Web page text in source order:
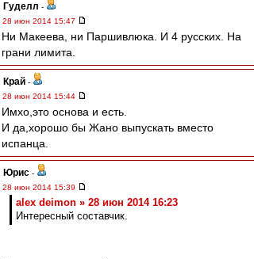
Гуделл -
28 июн 2014 15:47
Ни Макеева, ни Паршивлюка. И 4 русских. На
грани лимита.
Край -
28 июн 2014 15:44
Имхо,это основа и есть.
И да,хорошо бы Жано выпускать вместо
испанца.
Юрис -
28 июн 2014 15:39
alex deimon » 28 июн 2014 16:23
Интересный составчик.